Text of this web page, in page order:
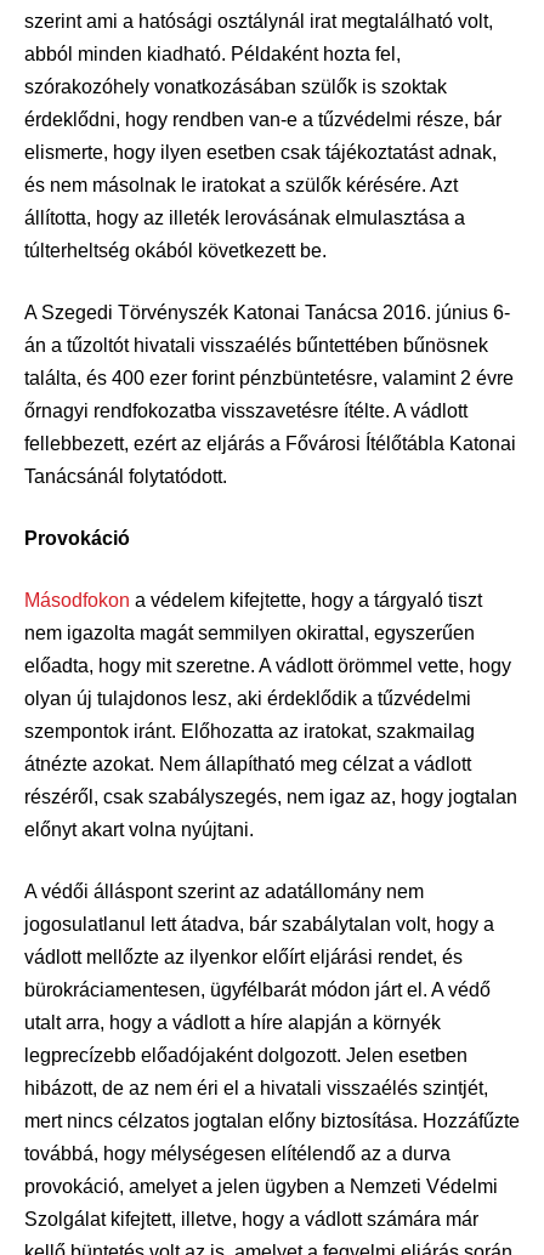
szerint ami a hatósági osztálynál irat megtalálható volt,
abból minden kiadható. Példaként hozta fel,
szórakozóhely vonatkozásában szülők is szoktak
érdeklődni, hogy rendben van-e a tűzvédelmi része, bár
elismerte, hogy ilyen esetben csak tájékoztatást adnak,
és nem másolnak le iratokat a szülők kérésére. Azt
állította, hogy az illeték lerovásának elmulasztása a
túlterheltség okából következett be.
A Szegedi Törvényszék Katonai Tanácsa 2016. június 6-
án a tűzoltót hivatali visszaélés bűntettében bűnösnek
találta, és 400 ezer forint pénzbüntetésre, valamint 2 évre
őrnagyi rendfokozatba visszavetésre ítélte. A vádlott
fellebbezett, ezért az eljárás a Fővárosi Ítélőtábla Katonai
Tanácsánál folytatódott.
Provokáció
Másodfokon a védelem kifejtette, hogy a tárgyaló tiszt
nem igazolta magát semmilyen okirattal, egyszerűen
előadta, hogy mit szeretne. A vádlott örömmel vette, hogy
olyan új tulajdonos lesz, aki érdeklődik a tűzvédelmi
szempontok iránt. Előhozatta az iratokat, szakmailag
átnézte azokat. Nem állapítható meg célzat a vádlott
részéről, csak szabályszegés, nem igaz az, hogy jogtalan
előnyt akart volna nyújtani.
A védői álláspont szerint az adatállomány nem
jogosulatlanul lett átadva, bár szabálytalan volt, hogy a
vádlott mellőzte az ilyenkor előírt eljárási rendet, és
bürokráciamentesen, ügyfélbarát módon járt el. A védő
utalt arra, hogy a vádlott a híre alapján a környék
legprecízebb előadójaként dolgozott. Jelen esetben
hibázott, de az nem éri el a hivatali visszaélés szintjét,
mert nincs célzatos jogtalan előny biztosítása. Hozzáfűzte
továbbá, hogy mélységesen elítélendő az a durva
provokáció, amelyet a jelen ügyben a Nemzeti Védelmi
Szolgálat kifejtett, illetve, hogy a vádlott számára már